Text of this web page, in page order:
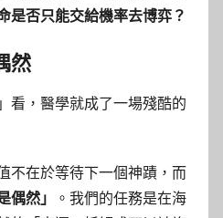
是否只能交給機率去博弈？
然
看，醫學就成了一場殘酷的
不在於等待下一個神蹟，而
偶然」
。我們的任務是在海